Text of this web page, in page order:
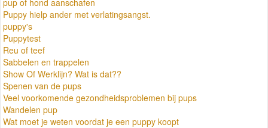
Puppy hielp ander met verlatingsangst.
puppy's
Puppytest
Reu of teef
Sabbelen en trappelen
Show Of Werklijn? Wat is dat??
Spenen van de pups
Veel voorkomende gezondheidsproblemen bij pups
Wandelen pup
Wat moet je weten voordat je een puppy koopt